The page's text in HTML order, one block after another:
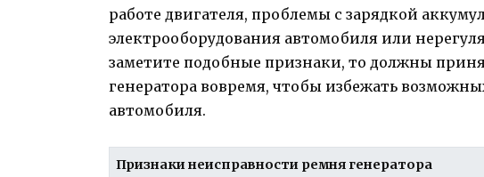
работе двигателя, проблемы с зарядкой
электрооборудования автомобиля или
заметите подобные признаки, то должны
генератора вовремя, чтобы избежать
автомобиля.
Признаки неисправности ремня генератора